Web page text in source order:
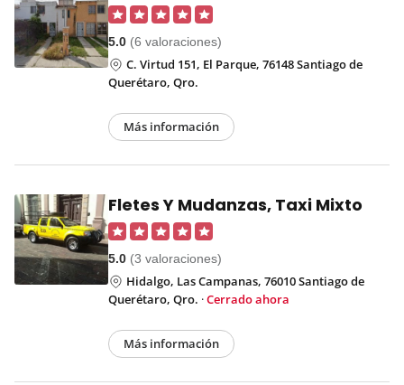
5.0 (6 valoraciones)
C. Virtud 151, El Parque, 76148 Santiago de
Querétaro, Qro.
Más información
Fletes Y Mudanzas, Taxi Mixto
5.0 (3 valoraciones)
Hidalgo, Las Campanas, 76010 Santiago de
Querétaro, Qro. ·Cerrado ahora
Más información